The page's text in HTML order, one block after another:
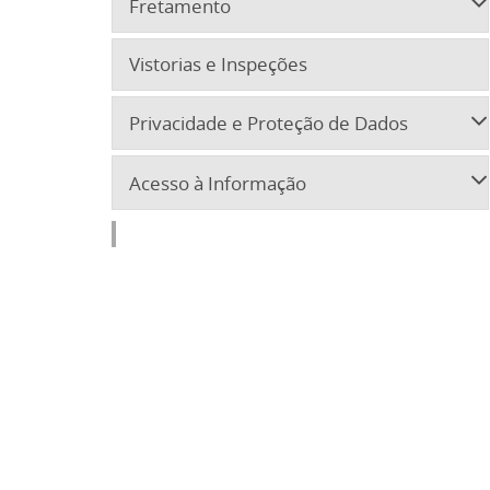
Fretamento
Vistorias e Inspeções
Privacidade e Proteção de Dados
Acesso à Informação